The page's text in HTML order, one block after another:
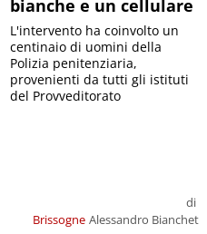
bianche e un cellulare
Brissogne
di
Alessandro Bianchet
L'intervento ha coinvolto un
centinaio di uomini della
Polizia penitenziaria,
provenienti da tutti gli istituti
del Provveditorato